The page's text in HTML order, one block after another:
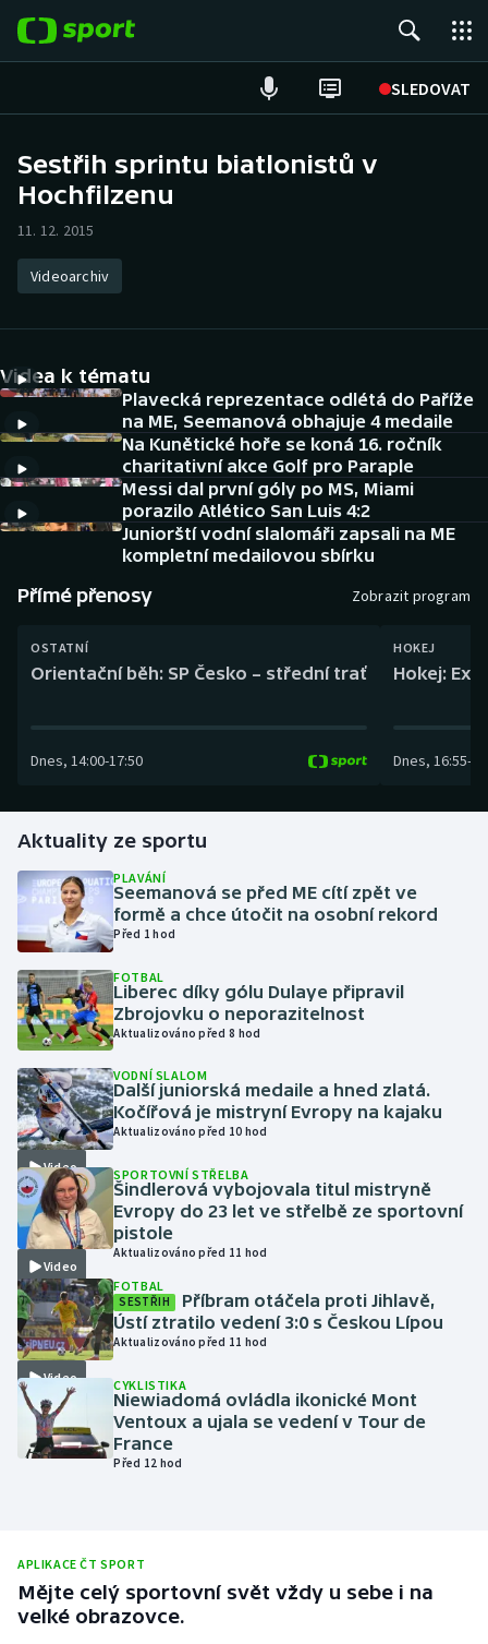
SLEDOVAT
Hokej
Atletika
DALŠÍ SPORTY
Americký fotbal
Baseball a softbal
Biatlon
Boby a skeleton
Curling
Dostihy
Florbal
Futsal
Golf
Gymnastika
Házená
Jezdectví
Judo
Krasobruslení
Lezení
Lyže a snowboard
Moderní pětiboj
Motorsport
Plavání
NEPŘEHLÉDNĚTE
Historické návraty
Aplikace ČT sport
AZ kvíz
Sestřih sprintu biatlonistů v
Hochfilzenu
11. 12. 2015
Videoarchiv
Videa k tématu
Plavecká reprezentace odlétá do Paříže
na ME, Seemanová obhajuje 4 medaile
Na Kunětické hoře se koná 16. ročník
charitativní akce Golf pro Paraple
Messi dal první góly po MS, Miami
porazilo Atlético San Luis 4:2
Juniorští vodní slalomáři zapsali na ME
kompletní medailovou sbírku
Přímé přenosy Zobrazit program
OSTATNÍ
Orientační běh: SP Česko – střední trať
Dnes, 14:00-17:50
HOKEJ
Hokej:
Dnes, 16:55-
Aktuality ze sportu
PLAVÁNÍ
Seemanová se před ME cítí zpět ve
formě a chce útočit na osobní rekord
Před 1 hod
FOTBAL
Liberec díky gólu Dulaye připravil
Zbrojovku o neporazitelnost
Aktualizováno před 8 hod
Video
VODNÍ SLALOM
Další juniorská medaile a hned zlatá.
Kočířová je mistryní Evropy na kajaku
Aktualizováno před 10 hod
Video
SPORTOVNÍ STŘELBA
Šindlerová vybojovala titul mistryně
Evropy do 23 let ve střelbě ze sportovní
pistole
Aktualizováno před 11 hod
Video
FOTBAL
SESTŘIH
Příbram otáčela proti Jihlavě,
Ústí ztratilo vedení 3:0 s Českou Lípou
Aktualizováno před 11 hod
CYKLISTIKA
Niewiadomá ovládla ikonické Mont
Ventoux a ujala se vedení v Tour de
France
Před 12 hod
APLIKACE ČT SPORT
Mějte celý sportovní svět vždy u sebe i na
velké obrazovce.